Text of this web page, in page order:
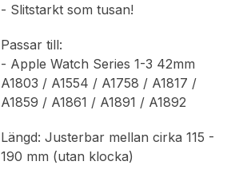
- Slitstarkt som tusan!
Passar till:
- Apple Watch Series 1-3 42mm
A1803 / A1554 / A1758 / A1817 /
A1859 / A1861 / A1891 / A1892
Längd: Justerbar mellan cirka 115 -
190 mm (utan klocka)